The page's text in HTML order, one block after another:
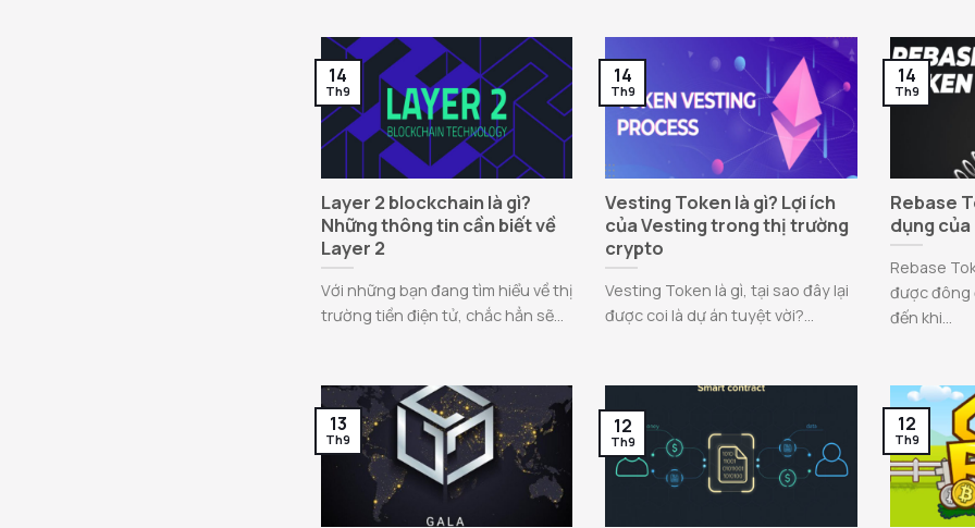
Layer 2 blockchain là gì?
Những thông tin cần biết về
Layer 2
Với những bạn đang tìm hiểu về thị
trường tiền điện tử, chắc hẳn sẽ...
14
Th9
Vesting Token là gì? Lợi ích
của Vesting trong thị trường
crypto
Vesting Token là gì, tại sao đây lại
được coi là dự án tuyệt vời?...
14
Th9
Rebase
dụng
Rebase
được đông
đến khi...
14
Th9
13
Th9
12
Th9
12
Th9